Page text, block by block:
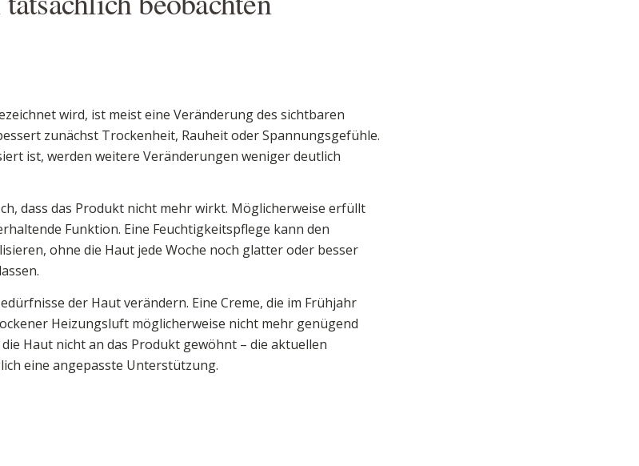
wird, ist meist eine Veränderung des sichtbaren
zunächst Trockenheit, Rauheit oder Spannungsgefühle.
ist, werden weitere Veränderungen weniger deutlich
dass das Produkt nicht mehr wirkt. Möglicherweise erfüllt
Funktion. Eine Feuchtigkeitspflege kann den
ohne die Haut jede Woche noch glatter oder besser
der Haut verändern. Eine Creme, die im Frühjahr
Heizungsluft möglicherweise nicht mehr genügend
die Haut nicht an das Produkt gewöhnt – die aktuellen
eine angepasste Unterstützung.